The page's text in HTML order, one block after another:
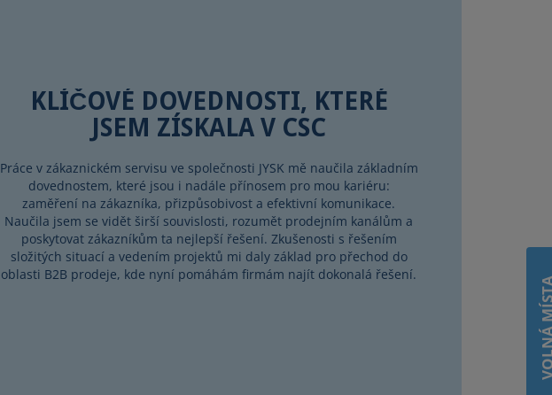
KLÍČOVÉ DOVEDNOSTI, KTERÉ
JSEM ZÍSKALA V CSC
Práce v zákaznickém servisu ve společnosti JYSK mě naučila základním
dovednostem, které jsou i nadále přínosem pro mou kariéru:
zaměření na zákazníka, přizpůsobivost a efektivní komunikace.
Naučila jsem se vidět širší souvislosti, rozumět prodejním kanálům a
poskytovat zákazníkům ta nejlepší řešení. Zkušenosti s řešením
složitých situací a vedením projektů mi daly základ pro přechod do
oblasti B2B prodeje, kde nyní pomáhám firmám najít dokonalá řešení.